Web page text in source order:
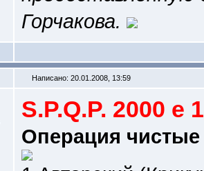
Горчакова.
Написано: 20.01.2008, 13:59
S.P.Q.P. 2000 e
Операция чистые